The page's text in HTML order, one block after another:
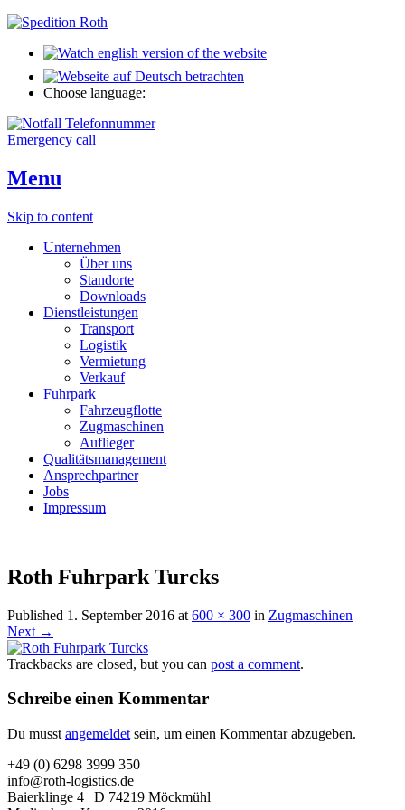
Choose language:
Emergency call
Menu
Skip to content
Unternehmen
Über uns
Standorte
Downloads
Dienstleistungen
Transport
Logistik
Vermietung
Verkauf
Fuhrpark
Fahrzeugflotte
Zugmaschinen
Auflieger
Qualitätsmanagement
Ansprechpartner
Jobs
Impressum
Roth Fuhrpark Turcks
Published 1. September 2016 at 600 × 300 in Zugmaschinen
Next →
Trackbacks are closed, but you can post a comment.
Schreibe einen Kommentar
Du musst angemeldet sein, um einen Kommentar abzugeben.
+49 (0) 6298 3999 350
info@roth-logistics.de
Baierklinge 4 | D 74219 Möckmühl